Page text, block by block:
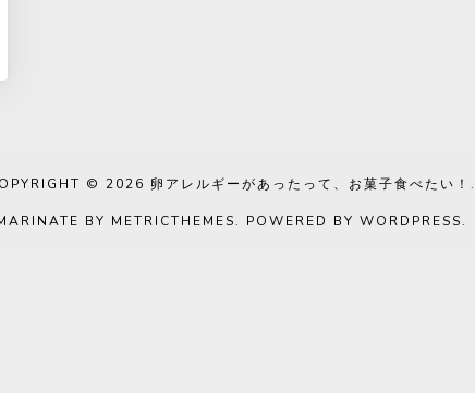
© 2026 卵アレルギーがあったって、お菓子食べたい！ .
BY METRICTHEMES. POWERED BY WORDPRESS.